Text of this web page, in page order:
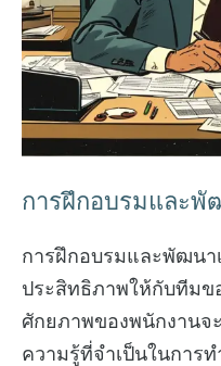
การฝึกอบรมและพั
การฝึกอบรมและพัฒน
ประสิทธิภาพให้กับทีม
ศักยภาพของพนักงานจ
ความรู้ที่จำเป็นในการ